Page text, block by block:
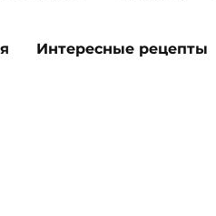
Интересные рецепты